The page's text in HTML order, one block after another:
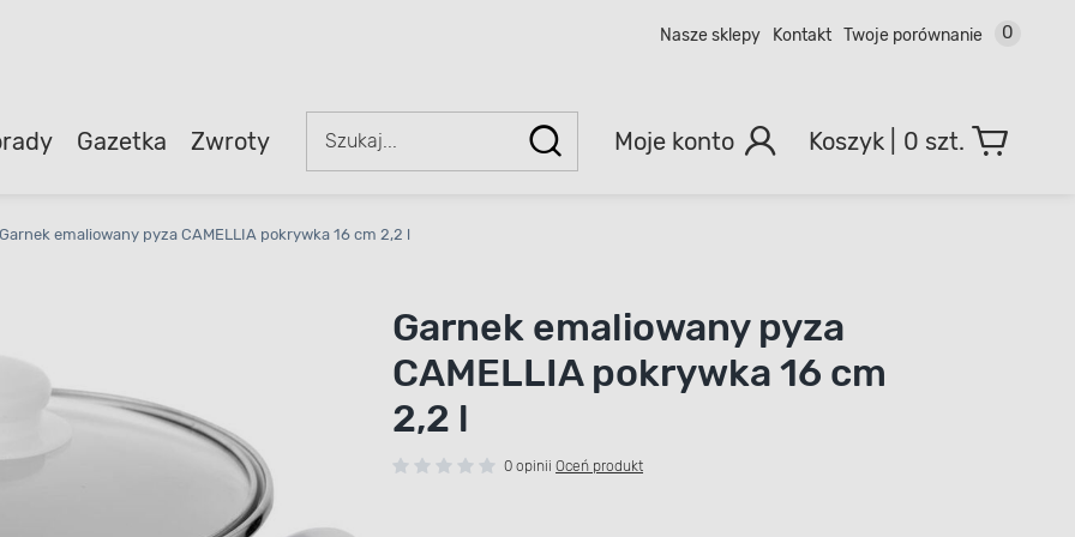
Nasze sklepy Kontakt Twoje porównanie 0
Gazetka Zwroty Moje konto 0 szt.
Garnek emaliowany pyza CAMELLIA pokrywka 16 cm 2,2 l
Garnek emaliowany pyza
CAMELLIA pokrywka 16 cm
2,2 l
0 opinii Oceń produkt